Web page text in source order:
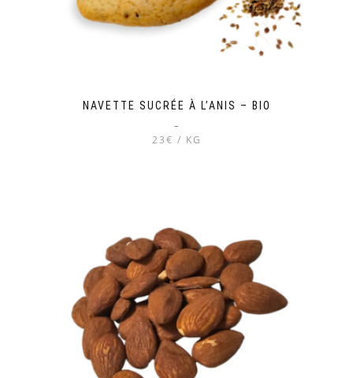
NAVETTE SUCRÉE À L’ANIS – BIO
–
23€ / KG
Les
options
peuvent
être
choisies
sur
la
page
du